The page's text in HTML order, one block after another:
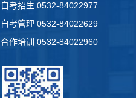
自考招生 0532-84022977
自考管理 0532-84022629
合作培训 0532-84022960